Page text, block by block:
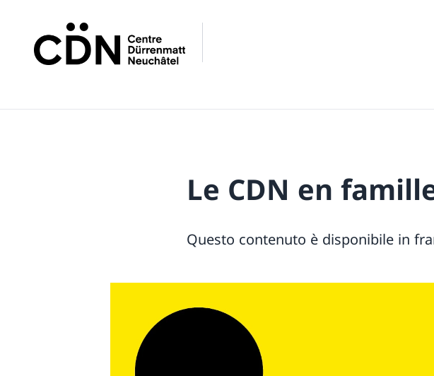
Le CDN en
Questo contenuto è disponibile in